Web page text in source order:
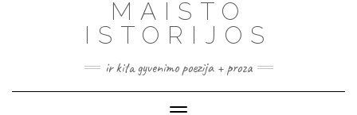
MAISTO
ISTORIJOS
ir kita gyvenimo poezija + proza